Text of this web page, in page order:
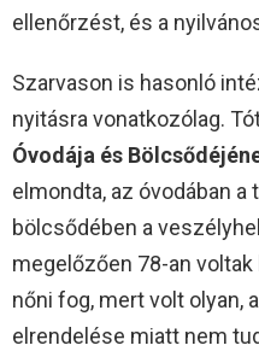
ellenőrzést, és a
Szarvason is hasonló
nyitásra vonatkozólag.
Óvodája és
elmondta, az óvodában
bölcsődében a
megelőzően 78-an
nőni fog, mert volt olyan,
elrendelése miatt nem